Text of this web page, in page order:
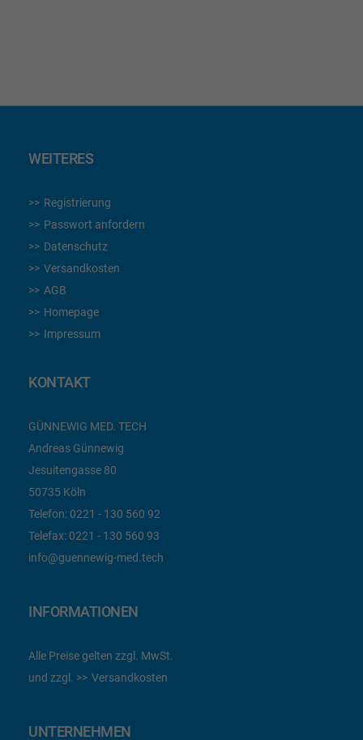
WEITERES
Registrierung
Passwort anfordern
Datenschutz
Versandkosten
AGB
Homepage
Impressum
KONTAKT
GÜNNEWIG MED. TECH
Andreas Günnewig
Jesuitengasse 80
50735 Köln
Telefon: 0221 - 130 560 92
Telefax: 0221 - 130 560 93
info@guennewig-med.tech
INFORMATIONEN
Alle Preise gelten zzgl. MwSt.
und zzgl.
Versandkosten
UNTERNEHMEN